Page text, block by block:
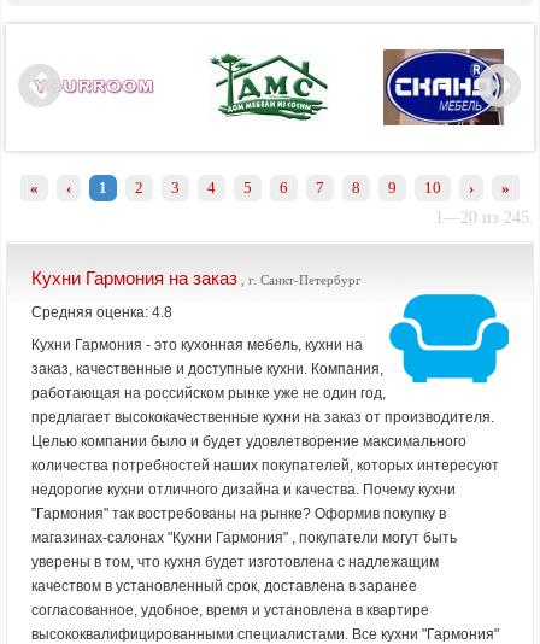
« ‹ 1 2 3 4 5 6 7 8 9 10 ›
»
1—20 из 245.
Кухни Гармония на заказ , г. Санкт-Петербург
Средняя оценка: 4.8
Кухни Гармония - это кухонная мебель, кухни на
заказ, качественные и доступные кухни. Компания,
работающая на российском рынке уже не один год,
предлагает высококачественные кухни на заказ от производителя.
Целью компании было и будет удовлетворение максимального
количества потребностей наших покупателей, которых интересуют
недорогие кухни отличного дизайна и качества. Почему кухни
"Гармония" так востребованы на рынке? Оформив покупку в
магазинах-салонах "Кухни Гармония" , покупатели могут быть
уверены в том, что кухня будет изготовлена с надлежащим
качеством в установленный срок, доставлена в заранее
согласованное, удобное, время и установлена в квартире
высококвалифицированными специалистами. Все кухни "Гармония"